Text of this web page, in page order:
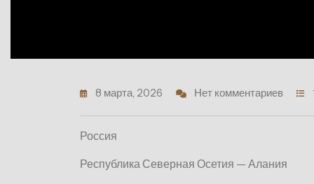
8 марта, 2026 Нет комментариев
Россия
Республика Северная Осетия — Алания